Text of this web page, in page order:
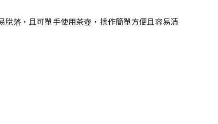
落，且可單手使用茶壺，操作簡單方便且容易清